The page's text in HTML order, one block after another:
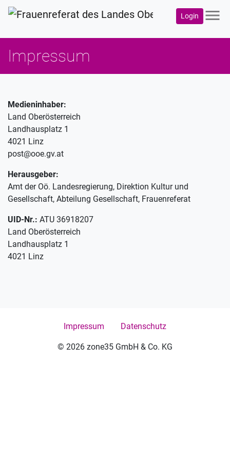
Login menu
Impressum
Medieninhaber:
Land Oberösterreich
Landhausplatz 1
4021 Linz
post@ooe.gv.at
Herausgeber:
Amt der Oö. Landesregierung, Direktion Kultur und
Gesellschaft, Abteilung Gesellschaft, Frauenreferat
UID-Nr.: ATU 36918207
Land Oberösterreich
Landhausplatz 1
4021 Linz
© 2026 zone35 GmbH & Co. KG
Impressum Datenschutz